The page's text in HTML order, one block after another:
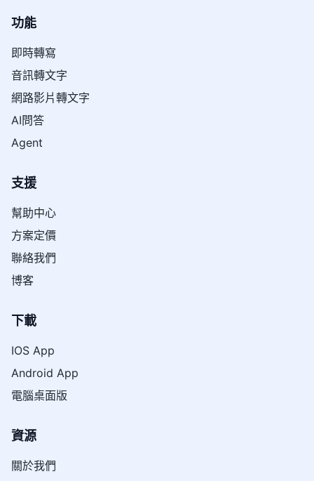
功能
即時轉寫
音訊轉文字
網路影片轉文字
AI問答
Agent
支援
幫助中心
方案定價
聯絡我們
博客
下載
IOS App
Android App
電腦桌面版
資源
關於我們